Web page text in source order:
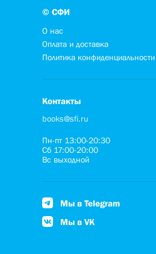
© СФИ
О нас
Оплата и доставка
Политика конфиденциальности
Контакты
books@sfi.ru
Пн-пт 13:00-20:30
Сб 17:00-20:00
Вс выходной
Мы в Telegram
Мы в VK